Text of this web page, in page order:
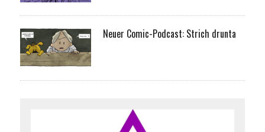
Neuer Comic-Podcast: Strich drunta